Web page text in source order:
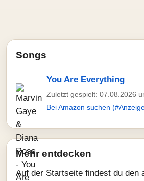
Songs
You Are Everything
Zuletzt gespielt: 07.08.2026
Bei Amazon suchen
Mehr entdecken
Auf der Startseite findest du den